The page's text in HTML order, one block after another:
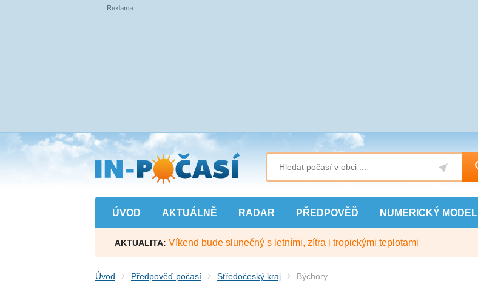
Přejít
na
hlavní
obsah
ÚVOD AKTUÁLNĚ RADAR PŘEDPOVĚĎ NUMERICKÝ MODEL
AKTUALITA: Víkend bude slunečný s letními, zítra i tropickými teplotami
Úvod Předpověď počasí Středočeský kraj Býchory